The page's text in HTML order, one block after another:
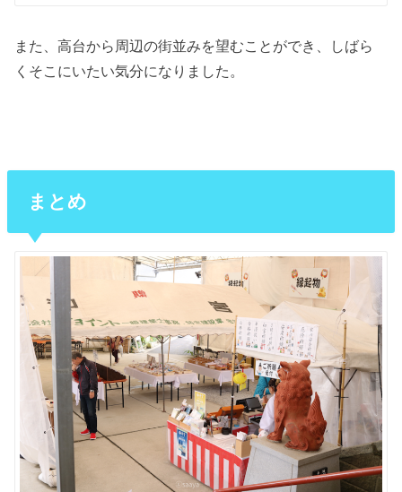
また、高台から周辺の街並みを望むことができ、しばら
くそこにいたい気分になりました。
まとめ